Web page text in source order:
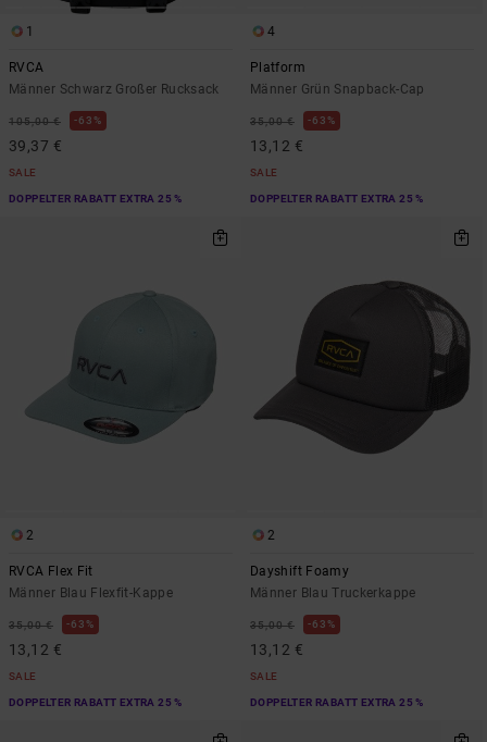
1
RVCA
Männer Schwarz Großer Rucksack
105,00 € 63%
39,37 €
SALE
DOPPELTER RABATT EXTRA 25 %
4
Platform
Männer Grün Snapback-Cap
35,00 € 63%
13,12 €
SALE
DOPPELTER RABATT EXTRA 25 %
2
RVCA Flex Fit
Männer Blau Flexfit-Kappe
35,00 € 63%
13,12 €
SALE
DOPPELTER RABATT EXTRA 25 %
2
Dayshift Foamy
Männer Blau Truckerkappe
35,00 € 63%
13,12 €
SALE
DOPPELTER RABATT EXTRA 25 %